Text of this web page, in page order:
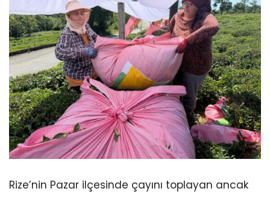
Rize’nin Pazar ilçesinde çayını toplayan ancak